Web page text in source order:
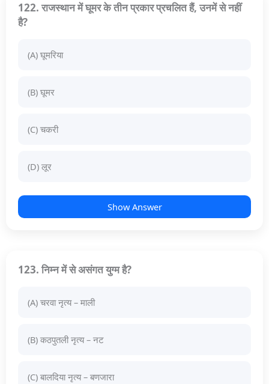
122. राजस्थान में घूमर के तीन प्रकार प्रचलित हैं, उनमें से नहीं
है?
(A) घूमरिया
(B) घूमर
(C) चकरी
(D) लूर
Show Answer
123. निम्न में से असंगत युग्म है?
(A) चरवा नृत्य – माली
(B) कठपुतली नृत्य – नट
(C) बालदिया नृत्य – बणजारा